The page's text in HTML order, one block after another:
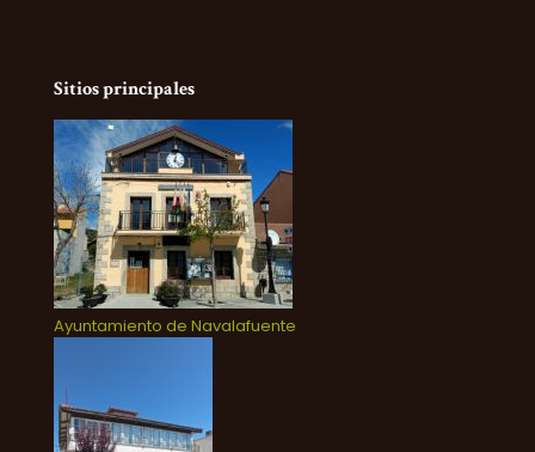
Sitios principales
Ayuntamiento de Navalafuente